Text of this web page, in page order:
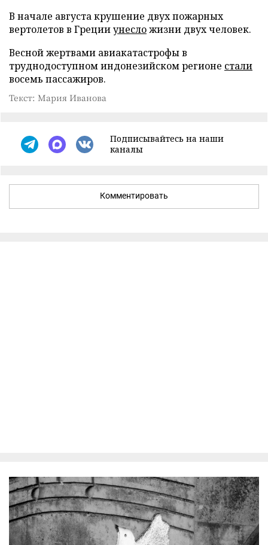
В начале августа крушение двух пожарных
вертолетов в Грецииунесложизни двух человек.
Весной жертвами авиакатастрофы в
труднодоступном индонезийском регионе стали
восемь пассажиров.
Текст: Мария Иванова
Подписывайтесь на наши
каналы
Комментировать